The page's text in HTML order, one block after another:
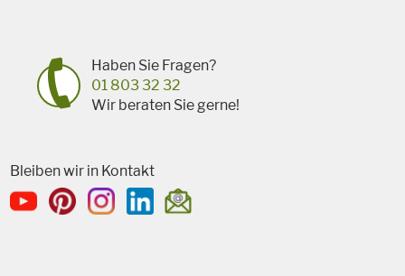
Haben Sie Fragen?
01 803 32 32
Wir beraten Sie gerne!
Bleiben wir in Kontakt